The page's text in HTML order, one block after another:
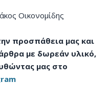
Οικονομίδης
προσπάθεια μας και
με δωρεάν υλικό,
μας στο